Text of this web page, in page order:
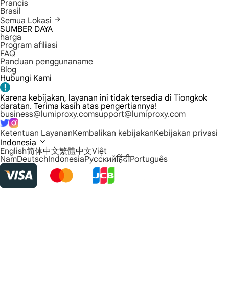
Prancis
Brasil
Semua Lokasi
SUMBER DAYA
harga
Program afiliasi
FAQ
Panduan penggunaname
Blog
Hubungi Kami
Karena kebijakan, layanan ini tidak tersedia di Tiongkok
daratan. Terima kasih atas pengertiannya!
business@lumiproxy.comsupport@lumiproxy.com
Ketentuan LayananKembalikan kebijakanKebijakan privasi
Indonesia
English简体中文繁體中文Việt
NamDeutschIndonesiaРусскийहिंदीPortuguês